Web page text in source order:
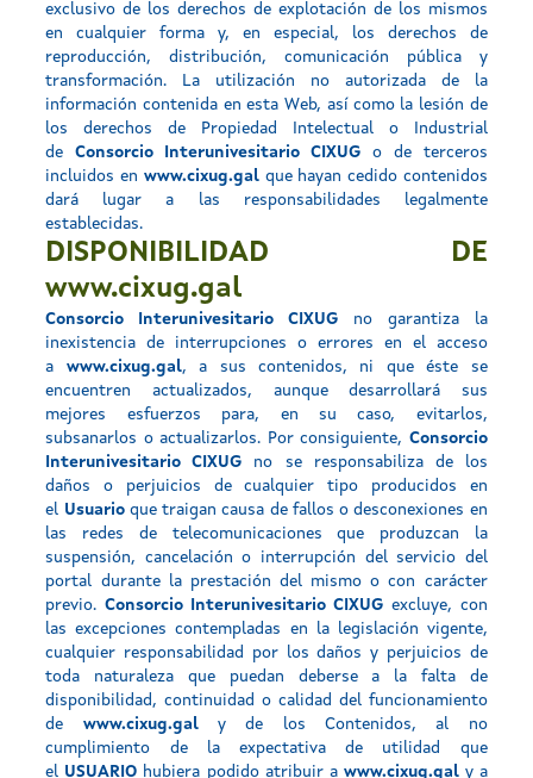
exclusivo de los derechos de explotación de los mismos
en cualquier forma y, en especial, los derechos de
reproducción, distribución, comunicación pública y
transformación. La utilización no autorizada de la
información contenida en esta Web, así como la lesión de
los derechos de Propiedad Intelectual o Industrial
deConsorcio Interunivesitario CIXUG o de terceros
incluidos en www.cixug.galque hayan cedido contenidos
dará lugar a las responsabilidades legalmente
establecidas.
DISPONIBILIDAD DE
www.cixug.gal
Consorcio Interunivesitario CIXUG no garantiza la
inexistencia de interrupciones o errores en el acceso
a www.cixug.gal, a sus contenidos, ni que éste se
encuentren actualizados, aunque desarrollará sus
mejores esfuerzos para, en su caso, evitarlos,
subsanarlos o actualizarlos. Por consiguiente, Consorcio
Interunivesitario CIXUG no se responsabiliza de los
daños o perjuicios de cualquier tipo producidos en
el Usuarioque traigan causa de fallos o desconexiones en
las redes de telecomunicaciones que produzcan la
suspensión, cancelación o interrupción del servicio del
portal durante la prestación del mismo o con carácter
previo.Consorcio Interunivesitario CIXUGexcluye, con
las excepciones contempladas en la legislación vigente,
cualquier responsabilidad por los daños y perjuicios de
toda naturaleza que puedan deberse a la falta de
disponibilidad, continuidad o calidad del funcionamiento
de www.cixug.galy de los Contenidos, al no
cumplimiento de la expectativa de utilidad que
el USUARIO hubiera podido atribuir a www.cixug.galy a